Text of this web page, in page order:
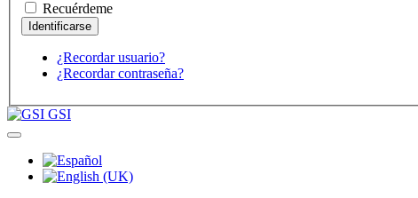
Recuérdeme
¿Recordar usuario?
¿Recordar contraseña?
GSI